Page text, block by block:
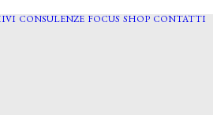
CONSULENZE FOCUS SHOP CONTATTI